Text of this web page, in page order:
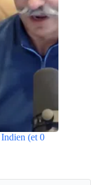
(et 0